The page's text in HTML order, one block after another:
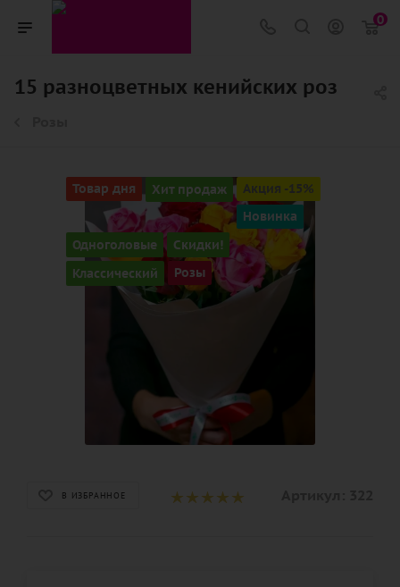
0
15 разноцветных кенийских роз
Товар дня Хит продаж
Акция -15%
Новинка
Одноголовые
Скидки!
Классический
Розы
В ИЗБРАННОЕ